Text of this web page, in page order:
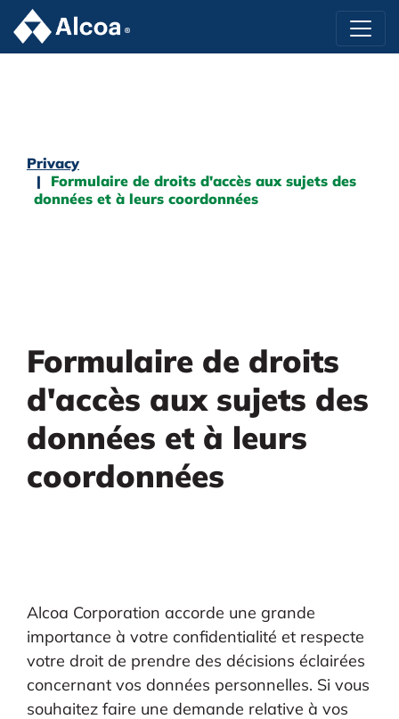
Privacy
Formulaire de droits d'accès aux sujets des
données et à leurs coordonnées
Formulaire de droits
d'accès aux sujets des
données et à leurs
coordonnées
Alcoa Corporation accorde une grande
importance à votre confidentialité et respecte
votre droit de prendre des décisions éclairées
concernant vos données personnelles. Si vous
souhaitez faire une demande relative à vos